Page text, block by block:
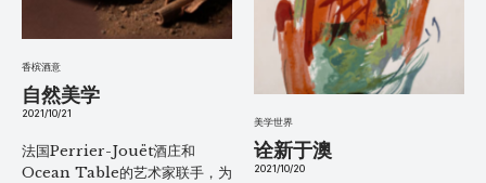
香槟酒意
自然美学
2021/10/21
法国Perrier-Jouët酒庄和
Ocean Table的艺术家联手，为
美学世界
诠新于澳
2021/10/20